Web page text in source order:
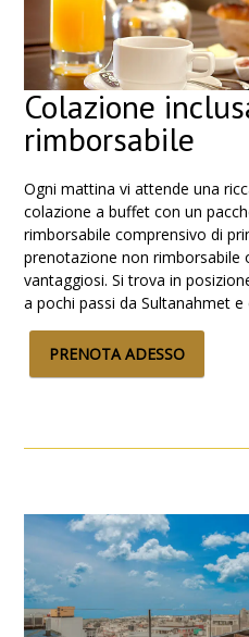
Colazione
rimborsabile
Ogni mattina vi attende una
colazione a buffet con un
rimborsabile comprensivo di
prenotazione non rimborsabile
vantaggiosi. Si trova in
a pochi passi da Sultanahmet e
PRENOTA ADESSO